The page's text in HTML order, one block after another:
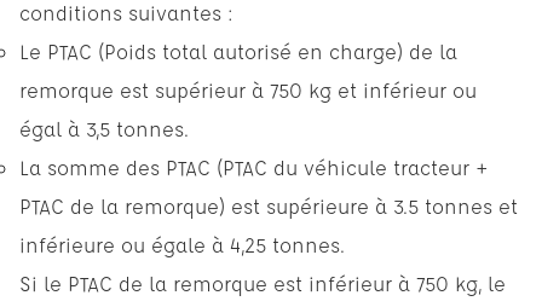
conditions suivantes :
Le PTAC (Poids total autorisé en charge) de la
remorque est supérieur à 750 kg et inférieur ou
égal à 3,5 tonnes.
La somme des PTAC (PTAC du véhicule tracteur +
PTAC de la remorque) est supérieure à 3.5 tonnes et
inférieure ou égale à 4,25 tonnes.
Si le PTAC de la remorque est inférieur à 750 kg, le